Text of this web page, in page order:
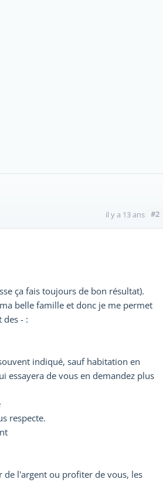
il y a 13 ans #2
ça fais toujours de bon résultat).
belle famille et donc je me permet
- :
indiqué, sauf habitation en
essayera de vous en demandez plus
respecte.
de l'argent ou profiter de vous, les